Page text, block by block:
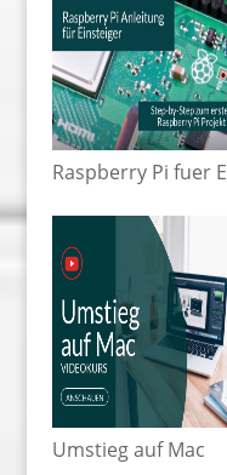
Raspberry Pi fuer
Umstieg auf Mac